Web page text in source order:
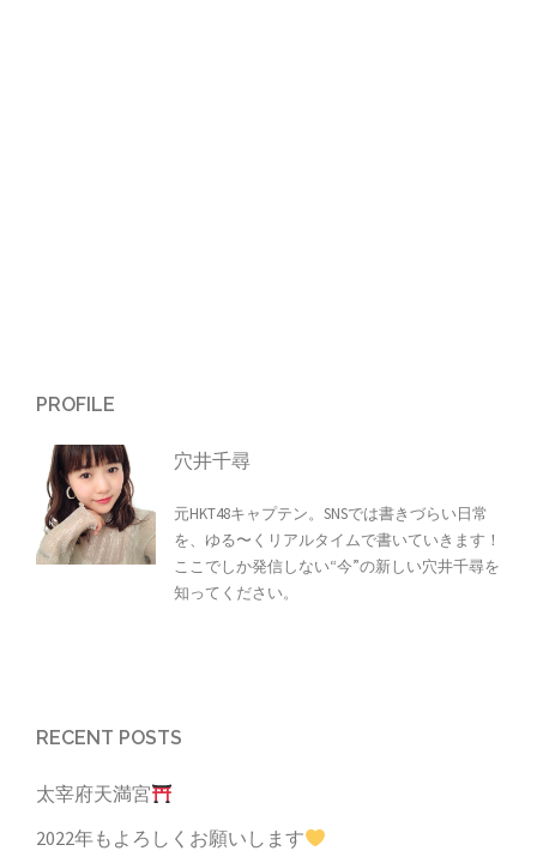
PROFILE
穴井千尋
元HKT48キャプテン。SNSでは書きづらい日常
を、ゆる〜くリアルタイムで書いていきます！
ここでしか発信しない“今”の新しい穴井千尋を
知ってください。
RECENT POSTS
太宰府天満宮
2022年もよろしくお願いします